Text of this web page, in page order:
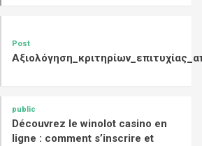
Post
public
Découvrez le winolot casino en
ligne : comment s’inscrire et